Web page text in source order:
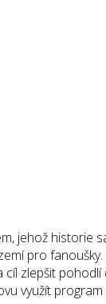
jehož historie
pro
zlepšit
využít